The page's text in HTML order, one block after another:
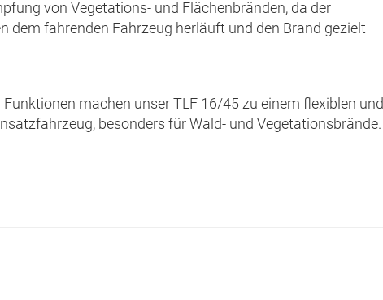
von Vegetations- und Flächenbränden, da der
dem fahrenden Fahrzeug herläuft und den Brand gezielt
machen unser TLF 16/45 zu einem flexiblen und
besonders für Wald- und Vegetationsbrände.